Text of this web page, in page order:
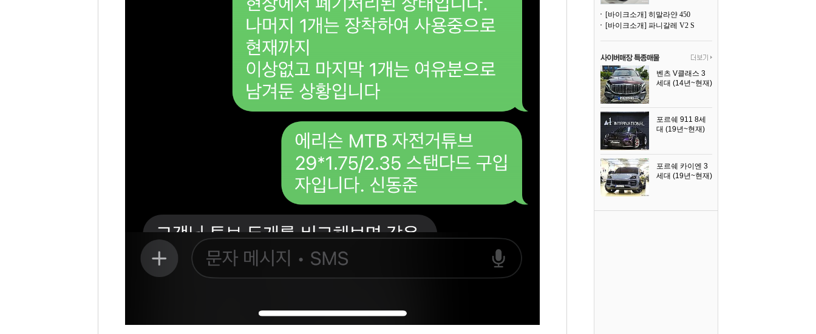
[바이크소개] 히말라얀 450
[바이크소개] 파니갈레 V2 S
벤츠 V클래스 3
세대 (14년~현재)
포르쉐 911 8세
대 (19년~현재)
포르쉐 카이엔 3
세대 (19년~현재)